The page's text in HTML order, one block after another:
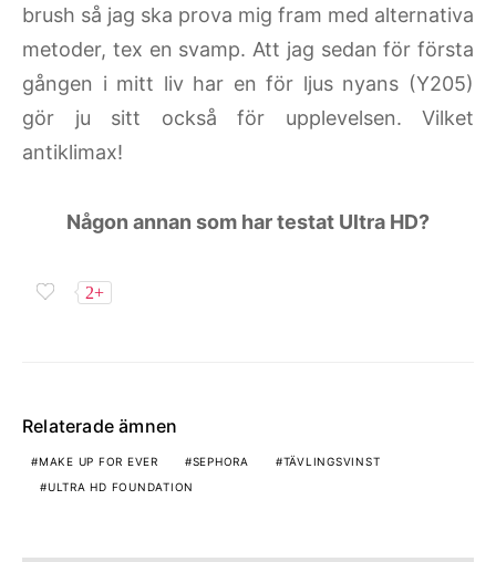
brush så jag ska prova mig fram med alternativa
metoder, tex en svamp. Att jag sedan för första
gången i mitt liv har en för ljus nyans (Y205)
gör ju sitt också för upplevelsen. Vilket
antiklimax!
Någon annan som har testat Ultra HD?
2+
Relaterade ämnen
MAKE UP FOR EVER SEPHORA
TÄVLINGSVINST
ULTRA HD FOUNDATION